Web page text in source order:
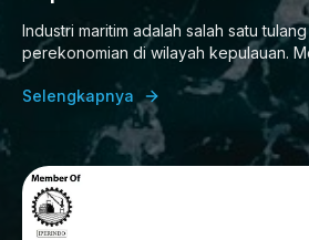
Industri maritim adalah salah satu
perekonomian di wilayah kepulauan.
Selengkapnya